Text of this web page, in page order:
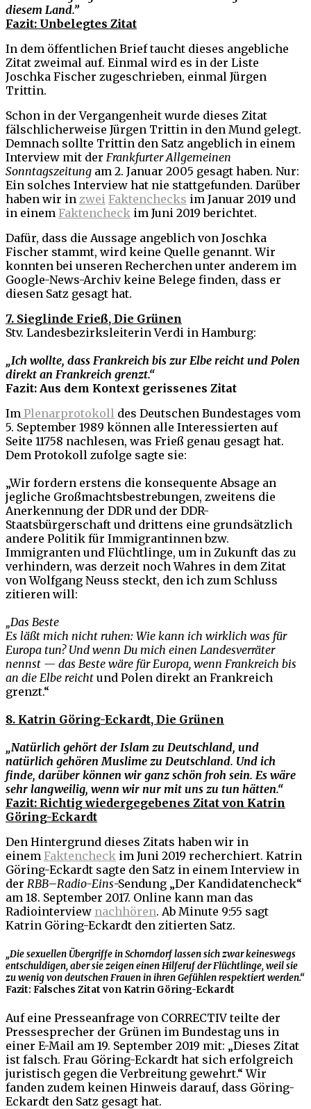
diesem Land.”
Fazit: Unbelegtes Zitat
In dem öffentlichen Brief taucht dieses angebliche
Zitat zweimal auf. Einmal wird es in der Liste
Joschka Fischer zugeschrieben, einmal Jürgen
Trittin.
Schon in der Vergangenheit wurde dieses Zitat
fälschlicherweise Jürgen Trittin in den Mund gelegt.
Demnach sollte Trittin den Satz angeblich in einem
Interview mit der Frankfurter Allgemeinen
Sonntagszeitung am 2. Januar 2005 gesagt haben. Nur:
Ein solches Interview hat nie stattgefunden. Darüber
haben wir in zwei Faktenchecks im Januar 2019 und
in einem Faktencheck im Juni 2019 berichtet.
Dafür, dass die Aussage angeblich von Joschka
Fischer stammt, wird keine Quelle genannt. Wir
konnten bei unseren Recherchen unter anderem im
Google-News-Archiv keine Belege finden, dass er
diesen Satz gesagt hat.
7. Sieglinde Frieß, Die Grünen
Stv. Landesbezirksleiterin Verdi in Hamburg:
„Ich wollte, dass Frankreich bis zur Elbe reicht und Polen
direkt an Frankreich grenzt.“
Fazit: Aus dem Kontext gerissenes Zitat
Im Plenarprotokoll des Deutschen Bundestages vom
5. September 1989 können alle Interessierten auf
Seite 11758 nachlesen, was Frieß genau gesagt hat.
Dem Protokoll zufolge sagte sie:
„Wir fordern erstens die konsequente Absage an
jegliche Großmachtsbestrebungen, zweitens die
Anerkennung der DDR und der DDR-
Staatsbürgerschaft und drittens eine grundsätzlich
andere Politik für Immigrantinnen bzw.
Immigranten und Flüchtlinge, um in Zukunft das zu
verhindern, was derzeit noch Wahres in dem Zitat
von Wolfgang Neuss steckt, den ich zum Schluss
zitieren will:
„Das Beste
Es läßt mich nicht ruhen: Wie kann ich wirklich was für
Europa tun? Und wenn Du mich einen Landesverräter
nennst — das Beste wäre für Europa, wenn Frankreich bis
an die Elbe reicht und Polen direkt an Frankreich
grenzt.“
8. Katrin Göring-Eckardt, Die Grünen
„Natürlich gehört der Islam zu Deutschland, und
natürlich gehören Muslime zu Deutschland. Und ich
finde, darüber können wir ganz schön froh sein. Es wäre
sehr langweilig, wenn wir nur mit uns zu tun hätten.“
Fazit: Richtig wiedergegebenes Zitat von Katrin
Göring-Eckardt
Den Hintergrund dieses Zitats haben wir in
einem Faktencheck im Juni 2019 recherchiert. Katrin
Göring-Eckardt sagte den Satz in einem Interview in
der RBB–Radio-Eins-Sendung „Der Kandidatencheck“
am 18. September 2017. Online kann man das
Radiointerview nachhören. Ab Minute 9:55 sagt
Katrin Göring-Eckardt den zitierten Satz.
„Die sexuellen Übergriffe in Schorndorf lassen sich zwar keineswegs
entschuldigen, aber sie zeigen einen Hilferuf der Flüchtlinge, weil sie
zu wenig von deutschen Frauen in ihren Gefühlen respektiert werden.“
Fazit: Falsches Zitat von Katrin Göring-Eckardt
Auf eine Presseanfrage von CORRECTIV teilte der
Pressesprecher der Grünen im Bundestag uns in
einer E-Mail am 19. September 2019 mit: „Dieses Zitat
ist falsch. Frau Göring-Eckardt hat sich erfolgreich
juristisch gegen die Verbreitung gewehrt.“ Wir
fanden zudem keinen Hinweis darauf, dass Göring-
Eckardt den Satz gesagt hat.